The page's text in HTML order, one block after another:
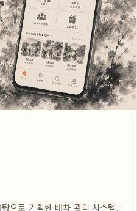
으로 기획한 배차 관리 시스템.